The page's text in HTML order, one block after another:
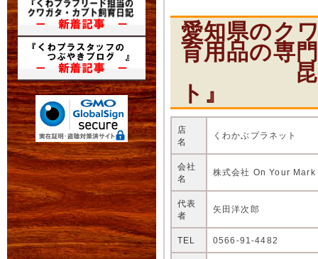
愛知県のク
育用品の専
昆虫シ
ト』
店
名
くわかぶプラネット
会社
名
株式会社 On Your Mark
代表
者
矢田洋次郎
TEL 0566-91-4482